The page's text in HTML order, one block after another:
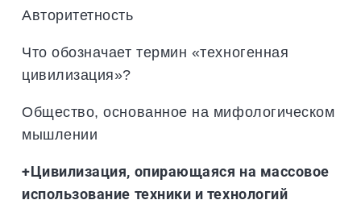
Авторитетность
Что обозначает термин «техногенная
цивилизация»?
Общество, основанное на мифологическом
мышлении
+Цивилизация, опирающаяся на массовое
использование техники и технологий